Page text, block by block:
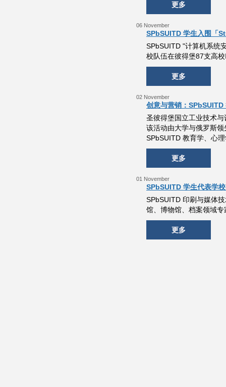
更多
06 November
SPbSUITD 学生入围「
SPbSUITD "计算机系统
校队伍在彼得堡87支高
更多
02 November
创意与营销：
圣彼得堡国立工业技术
该活动由大学与俄罗斯
SPbSUITD 教育学、心
更多
01 November
SPbSUITD 学生代表学
SPbSUITD 印刷与媒体
馆、博物馆、档案领域专
更多